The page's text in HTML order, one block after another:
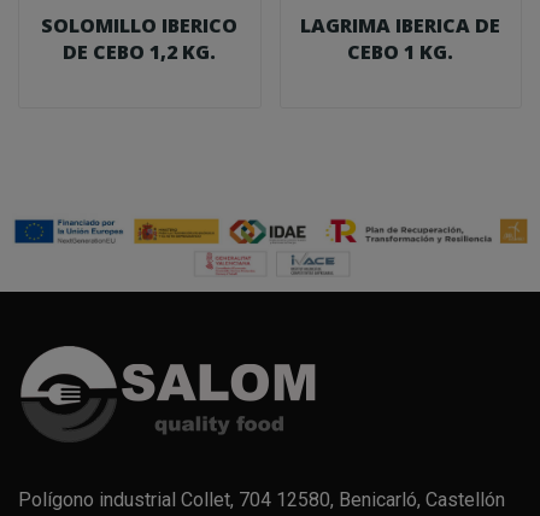
SOLOMILLO IBERICO
DE CEBO 1,2 KG.
LAGRIMA IBERICA DE
CEBO 1 KG.
Polígono industrial Collet, 704 12580, Benicarló, Castellón